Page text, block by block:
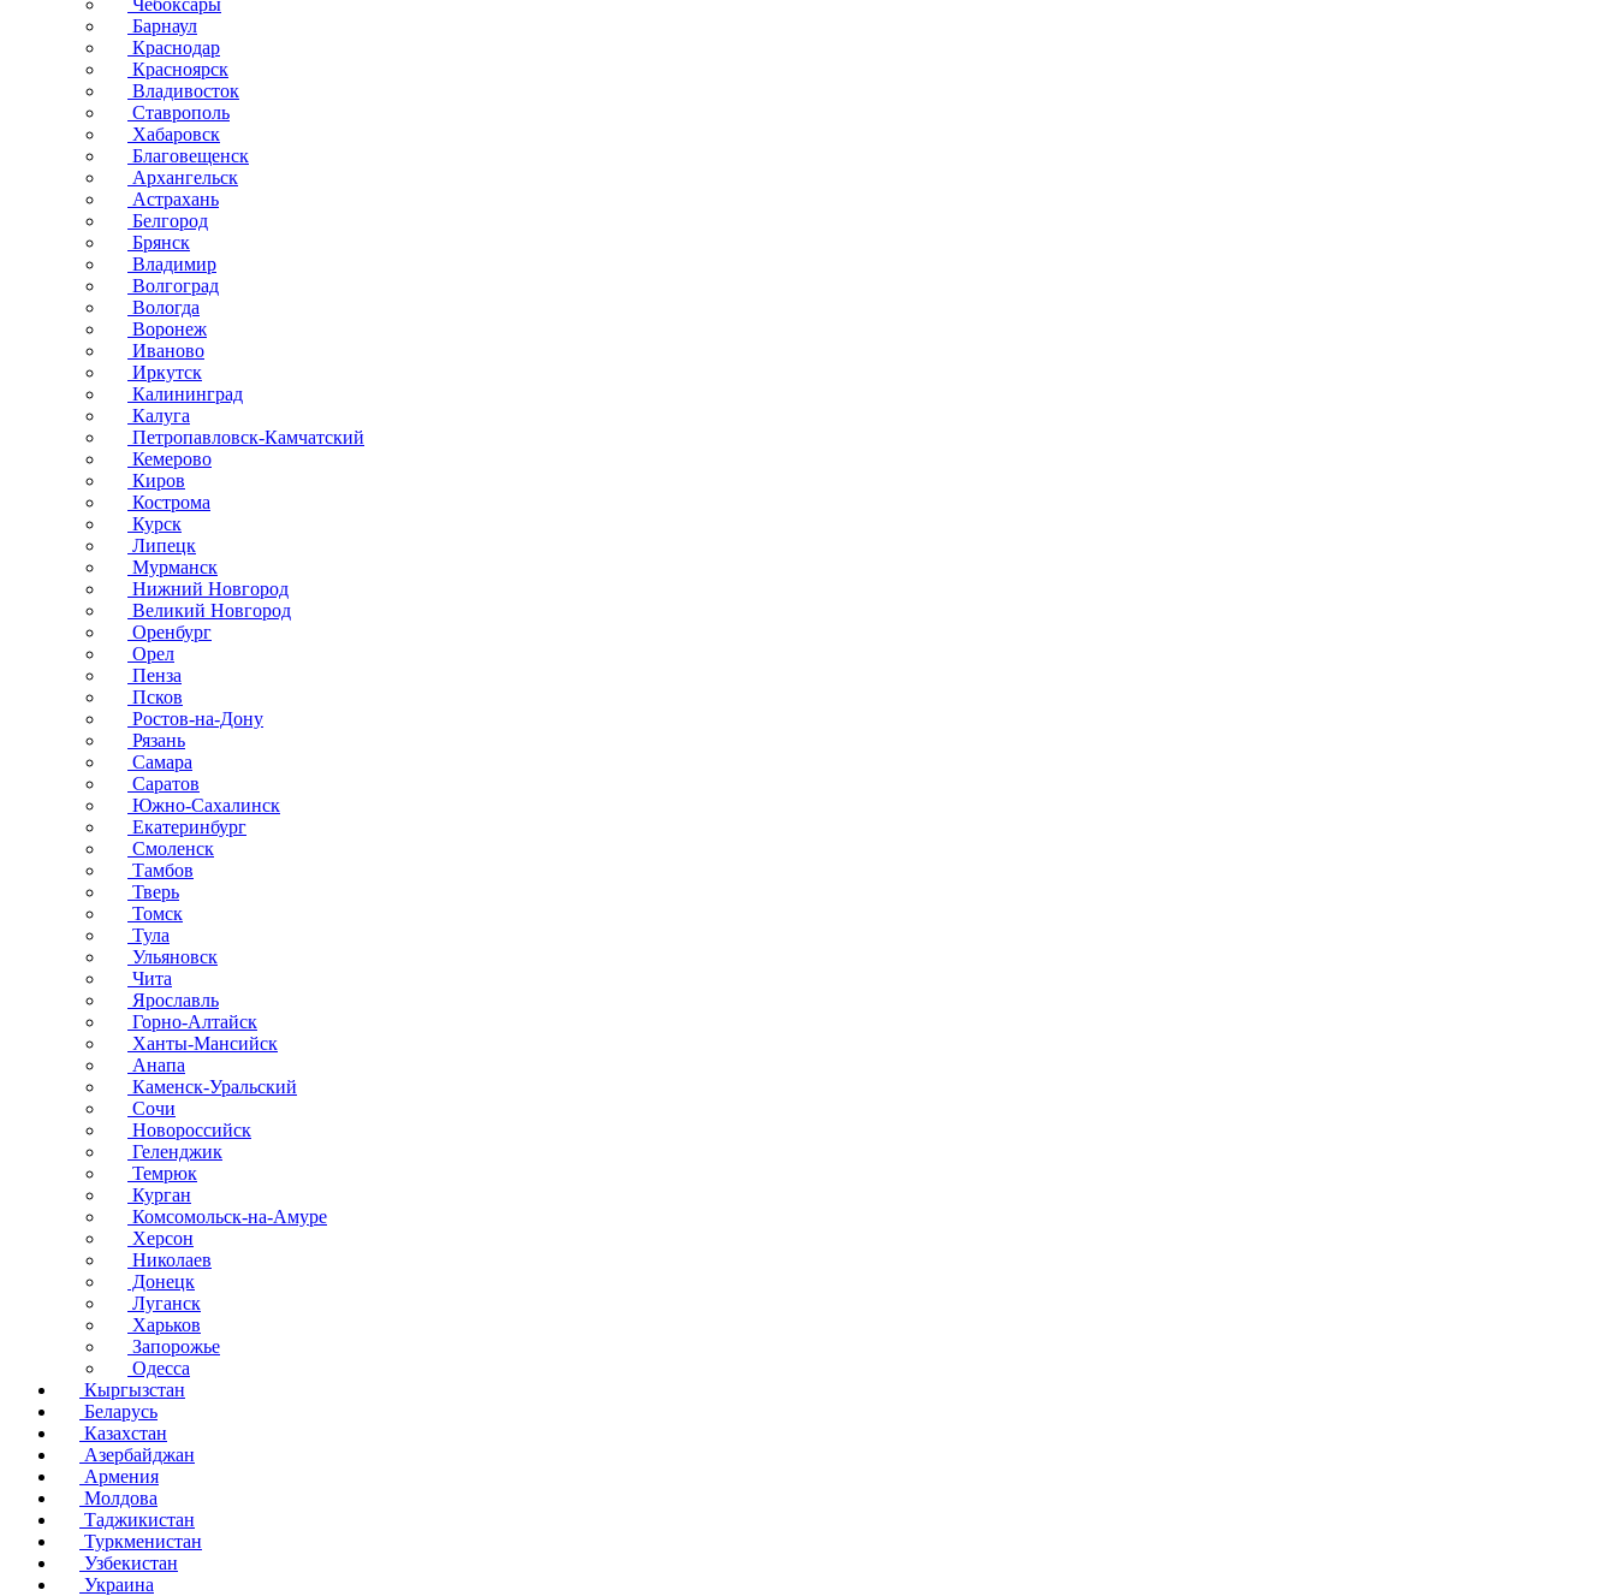
Чебоксары
Барнаул
Краснодар
Красноярск
Владивосток
Ставрополь
Хабаровск
Благовещенск
Архангельск
Астрахань
Белгород
Брянск
Владимир
Волгоград
Вологда
Воронеж
Иваново
Иркутск
Калининград
Калуга
Петропавловск-Камчатский
Кемерово
Киров
Кострома
Курск
Липецк
Мурманск
Нижний Новгород
Великий Новгород
Оренбург
Орел
Пенза
Псков
Ростов-на-Дону
Рязань
Самара
Саратов
Южно-Сахалинск
Екатеринбург
Смоленск
Тамбов
Тверь
Томск
Тула
Ульяновск
Чита
Ярославль
Горно-Алтайск
Ханты-Мансийск
Анапа
Каменск-Уральский
Сочи
Новороссийск
Геленджик
Темрюк
Курган
Комсомольск-на-Амуре
Херсон
Николаев
Донецк
Луганск
Харьков
Запорожье
Одесса
Кыргызстан
Беларусь
Казахстан
Азербайджан
Армения
Молдова
Таджикистан
Туркменистан
Узбекистан
Украина